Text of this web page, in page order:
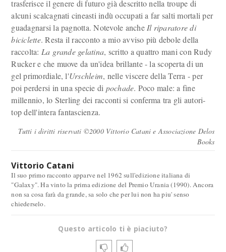
trasferisce il genere di futuro già descritto nella troupe di
alcuni scalcagnati cineasti indù occupati a far salti mortali per
guadagnarsi la pagnotta. Notevole anche Il riparatore di
biciclette. Resta il racconto a mio avviso più debole della
raccolta: La grande gelatina, scritto a quattro mani con Rudy
Rucker e che muove da un'idea brillante - la scoperta di un
gel primordiale, l'Urschleim, nelle viscere della Terra - per
poi perdersi in una specie di pochade. Poco male: a fine
millennio, lo Sterling dei racconti si conferma tra gli autori-
top dell'intera fantascienza.
Tutti i diritti riservati ©2000 Vittorio Catani e Associazione Delos
Books
Vittorio Catani
Il suo primo racconto apparve nel 1962 sull'edizione italiana di
"Galaxy". Ha vinto la prima edizione del Premio Urania (1990). Ancora
non sa cosa farà da grande, sa solo che per lui non ha piu' senso
chiederselo.
Questo articolo ti è piaciuto?